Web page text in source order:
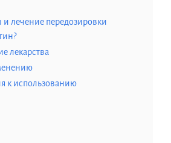
лечение передозировки
лекарства
к использованию